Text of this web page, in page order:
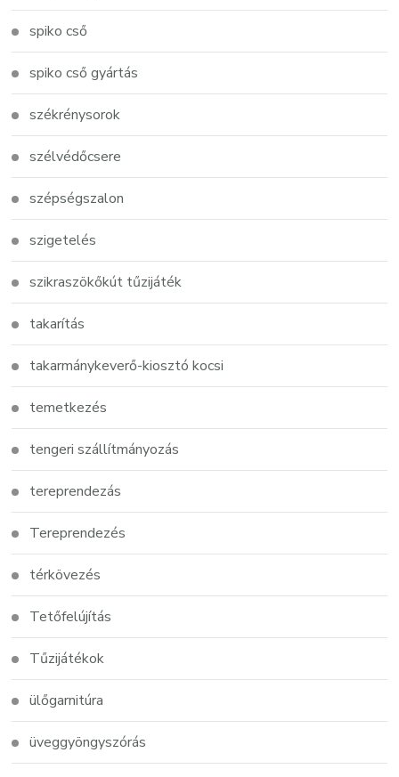
spiko cső
spiko cső gyártás
székrénysorok
szélvédőcsere
szépségszalon
szigetelés
szikraszökőkút tűzijáték
takarítás
takarmánykeverő-kiosztó kocsi
temetkezés
tengeri szállítmányozás
tereprendezás
Tereprendezés
térkövezés
Tetőfelújítás
Tűzijátékok
ülőgarnitúra
üveggyöngyszórás